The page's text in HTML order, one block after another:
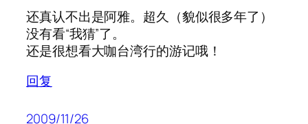
还真认不出是阿雅。超久（貌似很多年了）
没有看“我猜”了。
还是很想看大咖台湾行的游记哦！
回复
2009/11/26